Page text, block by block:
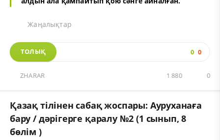
Жаңалықтар
ТОЛЫҚ 0 0
ZHARAR 0
1 880
Қазақ тілінен сабақ жоспары: Ауруханаға
бару / дәрігерге қаралу №2 (1 сынып, 8
бөлім )